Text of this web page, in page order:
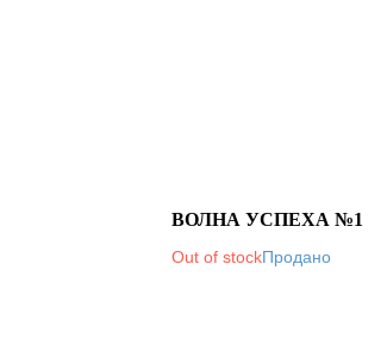
ВОЛНА УСПЕХА №1
Out of stock